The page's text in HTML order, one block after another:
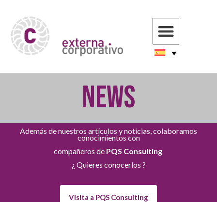
NEWS
Además de nuestros artículos y noticias, colaboramos
conocimientos con
compañeros de PQS Consulting
¿ Quieres conocerlos ?
Visita a PQS Consulting